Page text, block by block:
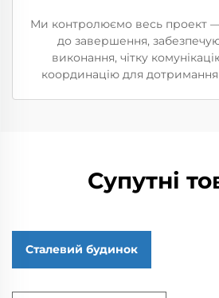
Ми контролюємо весь проект —
до завершення,
виконання, чітку
координацію для
Супутні
Сталевий будинок